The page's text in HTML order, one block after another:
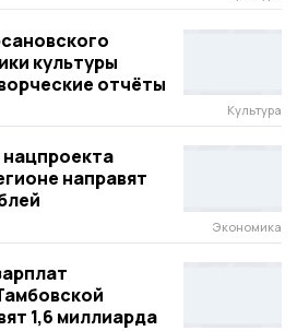
культуры
отчёты
Культура
направят
Экономика
1,6 миллиарда